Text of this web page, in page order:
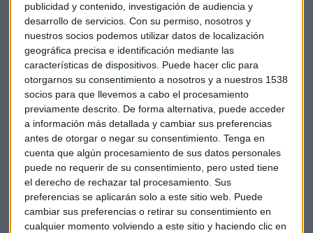
publicidad y contenido, investigación de audiencia y
desarrollo de servicios. Con su permiso, nosotros y
nuestros socios podemos utilizar datos de localización
geográfica precisa e identificación mediante las
características de dispositivos. Puede hacer clic para
otorgarnos su consentimiento a nosotros y a nuestros 1538
socios para que llevemos a cabo el procesamiento
previamente descrito. De forma alternativa, puede acceder
a información más detallada y cambiar sus preferencias
antes de otorgar o negar su consentimiento. Tenga en
cuenta que algún procesamiento de sus datos personales
puede no requerir de su consentimiento, pero usted tiene
el derecho de rechazar tal procesamiento. Sus
preferencias se aplicarán solo a este sitio web. Puede
cambiar sus preferencias o retirar su consentimiento en
cualquier momento volviendo a este sitio y haciendo clic en
El "bofetón" de Powell a los inversores y el
otoño "doloroso"
Al toque de campana analizamos la situación del
mercado estadounidense con Rafael Ojeda, analista
de Fortage Fund y Marc Ribes, de Blackbird Bank
Capital Radio / / 2022-08-29
Ligera reducción deldéficit de la balanza comercial
agosto que se queda finalmente en los 87.300 millones de
dólares frente a los más de 89.000 millones del mes de julio.
Mientras, los inventarios al por mayor crecen más de lo
esperado para agosto que suman sobre el 1,3% con
minoristas en agosto que rebotan en el 1,4% y que firman
por encima de las estimaciones del mercado.